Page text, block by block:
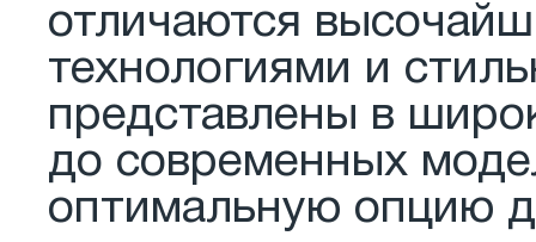
отличаются
технологиями и
представлены в
до современных
оптимальную опцию